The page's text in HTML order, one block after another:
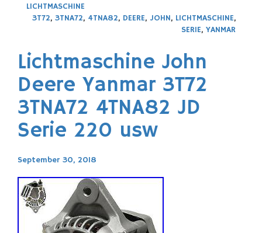
LICHTMASCHINE
3T72, 3TNA72, 4TNA82, DEERE, JOHN, LICHTMASCHINE,
SERIE, YANMAR
Lichtmaschine John
Deere Yanmar 3T72
3TNA72 4TNA82 JD
Serie 220 usw
September 30, 2018